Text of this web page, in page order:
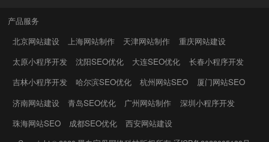
产品服务
北京网站建设
上海网站制作 天津网站制作
重庆网站建设
太原小程序开发
沈阳SEO优化 大连SEO优化
长春小程序开发
吉林小程序开发
哈尔滨SEO优化 杭州网站SEO
厦门网站SEO
济南网站建设
青岛SEO优化 广州网站制作
深圳小程序开发
珠海网站SEO
成都SEO优化 西安网站建设